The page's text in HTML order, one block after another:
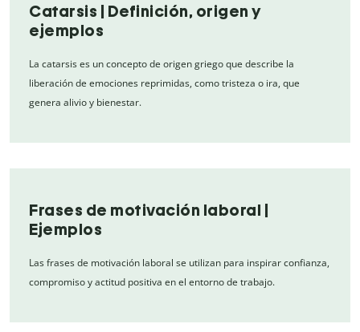
Catarsis | Definición, origen y
ejemplos
La catarsis es un concepto de origen griego que describe la
liberación de emociones reprimidas, como tristeza o ira, que
genera alivio y bienestar.
Frases de motivación laboral |
Ejemplos
Las frases de motivación laboral se utilizan para inspirar confianza,
compromiso y actitud positiva en el entorno de trabajo.